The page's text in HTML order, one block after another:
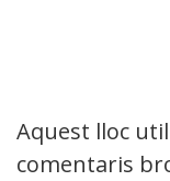
Aquest lloc
comentaris